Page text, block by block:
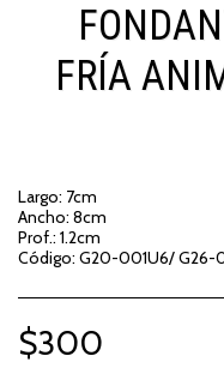
FRÍA
Largo: 7cm
Ancho: 8cm
Prof.: 1.2cm
Código: G20-001U6/ G26-
$300